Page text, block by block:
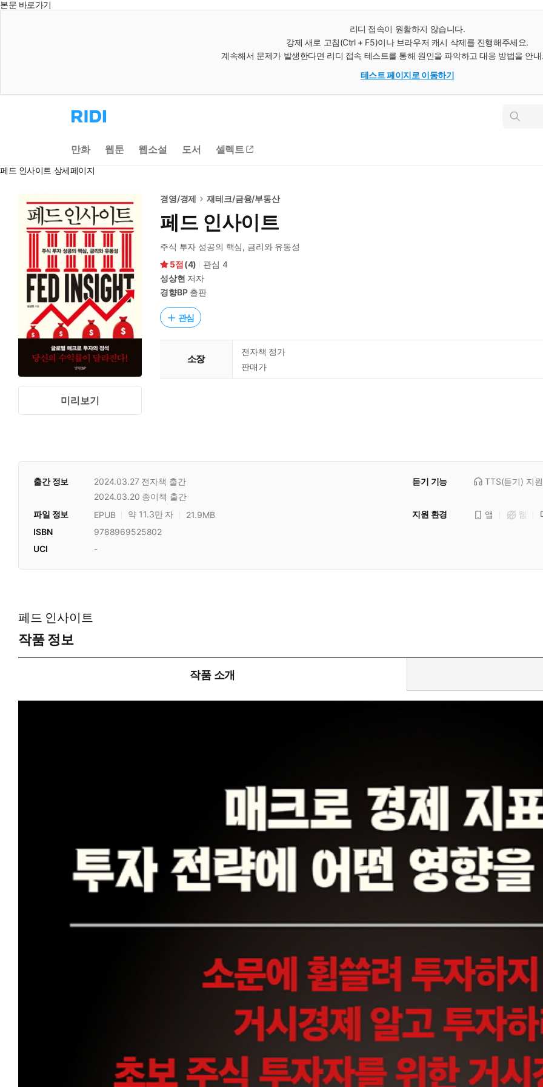
본문 바로가기
리디 접속이 원활하지 않습니다.
강제 새로 고침(Ctrl + F5)이나 브라우저 캐시 삭제를 진행해주세요.
계속해서 문제가 발생한다면 리디 접속 테스트를 통해 원인을 파악하고 대응 방법을 안
테스트 페이지로 이동하기
리
디
으
로
동
인
만화 웹툰 웹소설 도서 셀렉트
페드 인사이트 상세페이지
미리보기
경영/경제 재테크/금융/부동산
페드 인사이트
주식 투자 성공의 핵심, 금리와 유동성
5
(4) 관심 4
성상현 저자
경향BP출판
관심
소장
전자책 정가
판매가
출간 정보 2024.03.27 전자책 출간
2024.03.20 종이책 출간
듣기 기능 TTS(듣기) 지원
파일 정보 EPUB 약 11.3만 자 21.9MB 지원 환경 앱
웹
ISBN
9788969525802
UCI
-
페드 인사이트
작품 정보
작품 소개